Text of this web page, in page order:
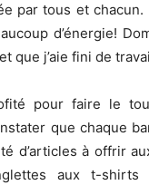
par tous et
d’énergie!
que j’aie fini de
pour faire le
que chaque
d’articles à offrir
aux t-shirts